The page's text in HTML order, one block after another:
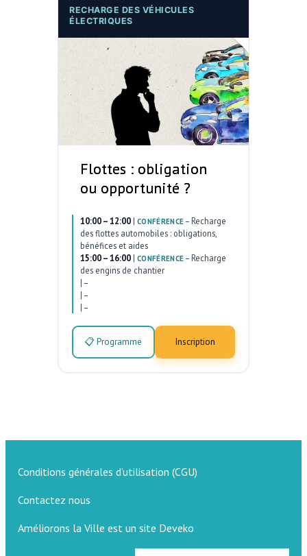
RECHARGE DES VÉHICULES
ÉLECTRIQUES
Flottes : obligation
ou opportunité ?
10:00 – 12:00 | CONFÉRENCE – Recharge
des flottes automobiles : obligations,
bénéfices et aides
15:00 – 16:00 | CONFÉRENCE – Recharge
des engins de chantier
| –
| –
| –
📋 Programme Inscription
Conditions générales d’utilisation (CGU)
Contactez nous
Améliorons la Ville est un site Deveko